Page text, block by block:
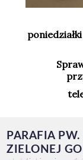
PARAFIA
ZIELONEJ